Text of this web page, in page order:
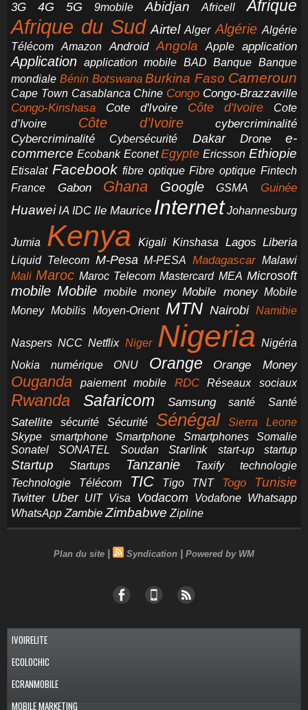
3G 4G 5G 9mobile Abidjan Africell Afrique
Afrique du Sud Airtel Alger Algérie Algérie
Télécom
Amazon Android Angola Apple application
Application application mobile BAD Banque Banque
mondiale Bénin Botswana Burkina Faso Cameroun
Cape Town Casablanca Chine Congo Congo-Brazzaville
Congo-Kinshasa Cote d'Ivoire Côte d'Ivoire
Cote
d’Ivoire
Côte d’Ivoire
cybercriminalité
Cybercriminalité
Cybersécurité Dakar Drone
e-
commerce Ecobank Econet Egypte Ericsson Ethiopie
Etisalat Facebook fibre optique Fibre optique Fintech
France
Gabon Ghana Google GSMA Guinée
Huawei IA IDC Ile Maurice Internet Johannesburg
Jumia Kenya Kigali Kinshasa Lagos Liberia
Liquid Telecom M-Pesa M-PESA Madagascar Malawi
Mali Maroc Maroc Telecom Mastercard MEA Microsoft
mobile Mobile mobile money Mobile money Mobile
Money Mobilis Moyen-Orient MTN Nairobi Namibie
Naspers NCC Netflix Niger Nigeria Nigéria
Nokia
numérique ONU Orange Orange Money
Ouganda paiement mobile RDC Réseaux sociaux
Rwanda Safaricom Samsung santé Santé
Satellite sécurité Sécurité Sénégal
Sierra Leone
Skype
smartphone Smartphone Smartphones
Somalie
Sonatel
SONATEL Soudan Starlink start-up startup
Startup Startups Tanzanie Taxify
technologie
Technologie
Télécom TIC Tigo TNT Togo Tunisie
Twitter Uber UIT Visa Vodacom Vodafone Whatsapp
WhatsApp Zambie Zimbabwe Zipline
Plan du site | Syndication | Powered by WM
IVOIRELITE
ECOLOCHIC
ECRANMOBILE
MOBILE MARKETING